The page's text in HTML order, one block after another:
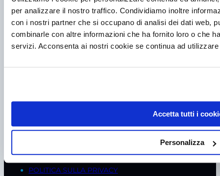
per analizzare il nostro traffico. Condividiamo inoltre
con i nostri partner che si occupano di analisi dei dati web,
combinarle con altre informazioni che ha fornito loro o che
servizi. Acconsenta ai nostri cookie se continua ad
Accetta tutti i
Personalizza
ISOLATORI
ASSISTENZA
MANUTENZIONE CAPPE BIOLOGICHE
SANIFICAZIONE
VERIFICA INCUBATORI CO2
POLITICHE
POLITICA SULLA PRIVACY